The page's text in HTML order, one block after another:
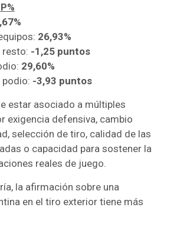
26,93%
resto: -1,25 puntos
29,60%
podio: -3,93 puntos
estar asociado a múltiples
exigencia defensiva, cambio
selección de tiro, calidad de las
o capacidad para sostener la
reales de juego.
la afirmación sobre una
en el tiro exterior tiene más